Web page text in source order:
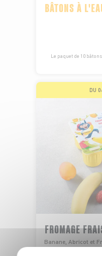
BÂTONS À
Le paquet de 10
DU
FROMAGE
Banane, Abricot et